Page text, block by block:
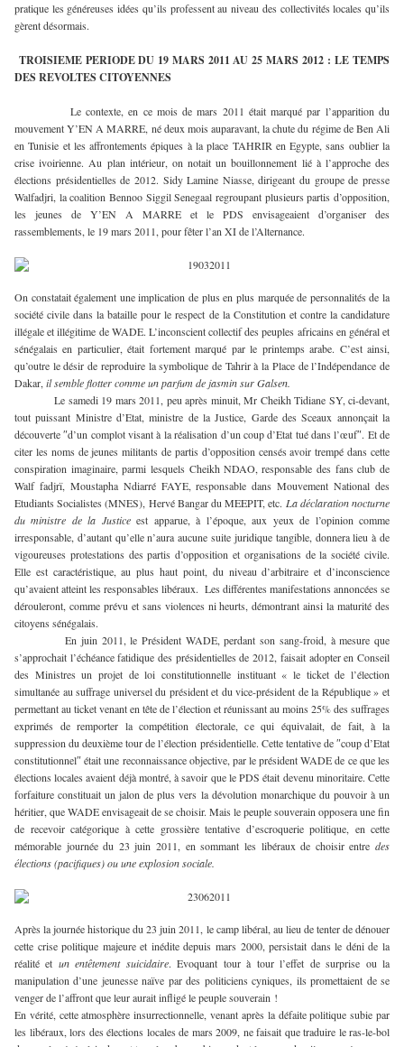
pratique les généreuses idées qu’ils professent au niveau des collectivités locales qu’ils
gèrent désormais.
TROISIEME PERIODE DU 19 MARS 2011 AU 25 MARS 2012 : LE TEMPS
DES REVOLTES CITOYENNES
Le contexte, en ce mois de mars 2011 était marqué par l’apparition du
mouvement Y’EN A MARRE, né deux mois auparavant, la chute du régime de Ben Ali
en Tunisie et les affrontements épiques à la place TAHRIR en Egypte, sans oublier la
crise ivoirienne. Au plan intérieur, on notait un bouillonnement lié à l’approche des
élections présidentielles de 2012. Sidy Lamine Niasse, dirigeant du groupe de presse
Walfadjri, la coalition Bennoo Siggil Senegaal regroupant plusieurs partis d’opposition,
les jeunes de Y’EN A MARRE et le PDS envisageaient d’organiser des
rassemblements, le 19 mars 2011, pour fêter l’an XI de l’Alternance.
On constatait également une implication de plus en plus marquée de personnalités de la
société civile dans la bataille pour le respect de la Constitution et contre la candidature
illégale et illégitime de WADE. L’inconscient collectif des peuples africains en général et
sénégalais en particulier, était fortement marqué par le printemps arabe. C’est ainsi,
qu’outre le désir de reproduire la symbolique de Tahrir à la Place de l’Indépendance de
Dakar, il semble flotter comme un parfum de jasmin sur Galsen.
Le samedi 19 mars 2011, peu après minuit, Mr Cheikh Tidiane SY, ci-devant,
tout puissant Ministre d’Etat, ministre de la Justice, Garde des Sceaux annonçait la
découverte ″d’un complot visant à la réalisation d’un coup d’Etat tué dans l’œuf″. Et de
citer les noms de jeunes militants de partis d’opposition censés avoir trempé dans cette
conspiration imaginaire, parmi lesquels Cheikh NDAO, responsable des fans club de
Walf fadjrï, Moustapha Ndiarré FAYE, responsable dans Mouvement National des
Etudiants Socialistes (MNES), Hervé Bangar du MEEPIT, etc. La déclaration nocturne
du ministre de la Justiceest apparue, à l’époque, aux yeux de l’opinion comme
irresponsable, d’autant qu’elle n’aura aucune suite juridique tangible, donnera lieu à de
vigoureuses protestations des partis d’opposition et organisations de la société civile.
Elle est caractéristique, au plus haut point, du niveau d’arbitraire et d’inconscience
qu’avaient atteint les responsables libéraux. Les différentes manifestations annoncées se
dérouleront, comme prévu et sans violences ni heurts, démontrant ainsi la maturité des
citoyens sénégalais.
En juin 2011, le Président WADE, perdant son sang-froid, à mesure que
s’approchait l’échéance fatidique des présidentielles de 2012, faisait adopter en Conseil
des Ministres un projet de loi constitutionnelle instituant « le ticketde l’élection
simultanée au suffrage universel du président et du vice-président de la République » et
permettant au ticket venant en tête de l’élection et réunissant au moins 25% des suffrages
exprimés de remporter la compétition électorale, ce qui équivalait, de fait, à la
suppression du deuxième tour de l’élection présidentielle. Cette tentative de ″coup d’Etat
constitutionnel″ était une reconnaissance objective, par le président WADE de ce que les
élections locales avaient déjà montré, à savoir que le PDS était devenu minoritaire. Cette
forfaiture constituait un jalon de plus vers la dévolution monarchique du pouvoir à un
héritier, que WADE envisageait de se choisir. Mais le peuple souverain opposera une fin
de recevoir catégorique à cette grossière tentative d’escroquerie politique, en cette
mémorable journée du 23 juin 2011, en sommant les libéraux de choisir entre des
élections (pacifiques) ou une explosion sociale.
Après la journée historique du 23 juin 2011, le camp libéral, au lieu de tenter de dénouer
cette crise politique majeure et inédite depuis mars 2000, persistait dans le déni de la
réalité et un entêtement suicidaire. Evoquant tour à tour l’effet de surprise ou la
manipulation d’une jeunesse naïve par des politiciens cyniques, ils promettaient de se
venger de l’affront que leur aurait infligé le peuple souverain !
En vérité, cette atmosphère insurrectionnelle, venant après la défaite politique subie par
les libéraux, lors des élections locales de mars 2009, ne faisait que traduire le ras-le-bol